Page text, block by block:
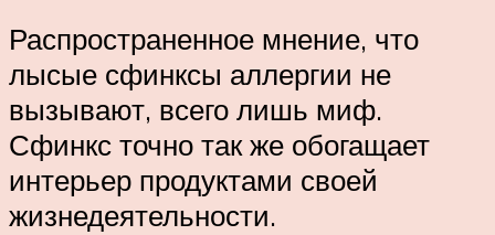
Распространенное мнение, что
лысые сфинксы аллергии не
вызывают, всего лишь миф.
Сфинкс точно так же обогащает
интерьер продуктами своей
жизнедеятельности.